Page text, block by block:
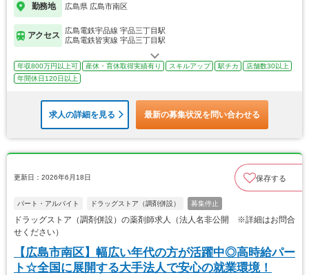
勤務地 広島県 広島市南区
アクセス
広島電鉄宇品線 宇品三丁目駅
広島電鉄皆実線 宇品三丁目駅
年収800万円以上可 産休・育休取得実績有り スキルアップ 駅チカ
店舗数30以上
年間休日120日以上
求人の詳細を見る 最新の募集状況を問い合わせる
更新日：2026年6月18日 保存する
パート・アルバイト ドラッグストア（調剤併設） 募集停止
ドラッグストア（調剤併設）の薬剤師求人（法人名非公開 ※詳細はお問合
せください）
【広島市南区】幅広い年代の方が活躍中◎高時給パー
ト☆全国に展開する大手法人で安心の就業環境！